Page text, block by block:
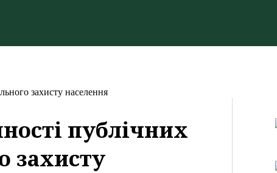
захисту населення
публічних
захисту